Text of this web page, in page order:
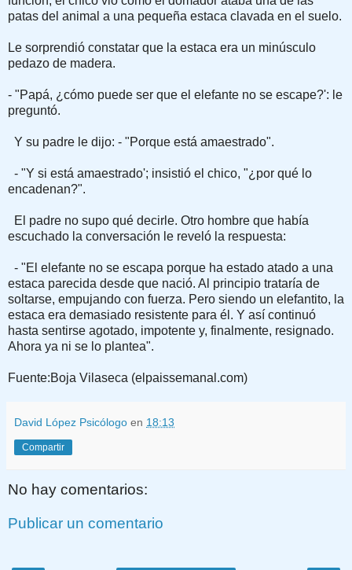
patas del animal a una pequeña estaca clavada en el suelo.
Le sorprendió constatar que la estaca era un minúsculo
pedazo de madera.
- "Papá, ¿cómo puede ser que el elefante no se escape?': le
preguntó.
Y su padre le dijo: - "Porque está amaestrado".
- "Y si está amaestrado'; insistió el chico, "¿por qué lo
encadenan?".
El padre no supo qué decirle. Otro hombre que había
escuchado la conversación le reveló la respuesta:
- "El elefante no se escapa porque ha estado atado a una
estaca parecida desde que nació. Al principio trataría de
soltarse, empujando con fuerza. Pero siendo un elefantito, la
estaca era demasiado resistente para él. Y así continuó
hasta sentirse agotado, impotente y, finalmente, resignado.
Ahora ya ni se lo plantea".
Fuente:Boja Vilaseca (elpaissemanal.com)
David López Psicólogo en 18:13
Compartir
No hay comentarios:
Publicar un comentario